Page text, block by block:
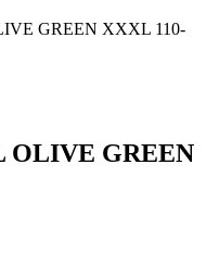
OLIVE GREEN